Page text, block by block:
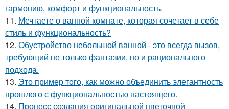
гармонию, комфорт и функциональность.
11. Мечтаете о ванной комнате, которая сочетает в себе
стиль и функциональность?
12. Обустройство небольшой ванной - это всегда вызов,
требующий не только фантазии, но и рационального
подхода.
13. Это пример того, как можно объединить элегантность
прошлого с функциональностью настоящего.
14. Процесс создания оригинальной цветочной